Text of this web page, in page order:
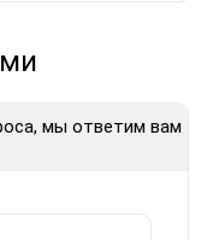
мы ответим вам